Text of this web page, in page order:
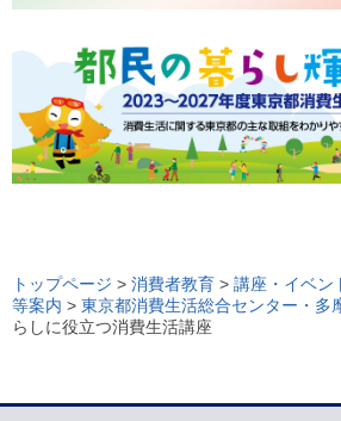
ー
カ
ル
ビ
トップページ > 消費者教育 > 講座・イベン
等案内 > 東京都消費生活総合センター・多
らしに役立つ消費生活講座